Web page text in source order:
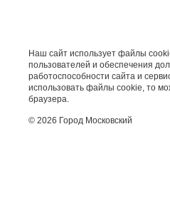
Наш сайт использует файлы
пользователей и обеспечения
работоспособности сайта и
использовать файлы cookie, то
браузера.
© 2026 Город Московский